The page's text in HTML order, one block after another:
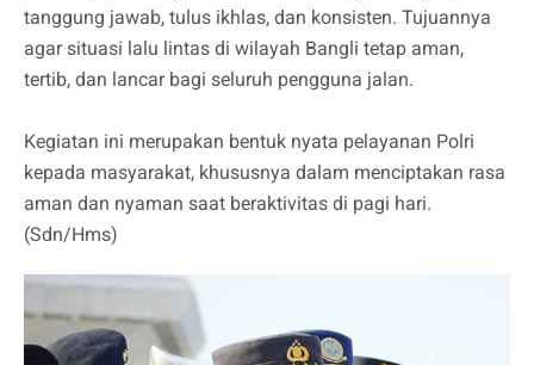
tanggung jawab, tulus ikhlas, dan konsisten. Tujuannya
agar situasi lalu lintas di wilayah Bangli tetap aman,
tertib, dan lancar bagi seluruh pengguna jalan.
Kegiatan ini merupakan bentuk nyata pelayanan Polri
kepada masyarakat, khususnya dalam menciptakan rasa
aman dan nyaman saat beraktivitas di pagi hari.
(Sdn/Hms)